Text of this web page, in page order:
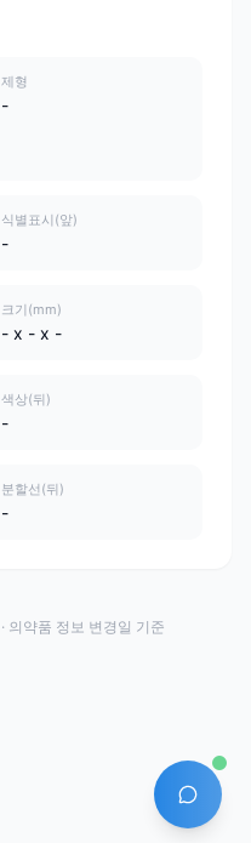
제형
-
식별표시(앞)
-
크기(mm)
- x - x -
색상(뒤)
-
분할선(뒤)
-
AI 에이
· 의약품 정보 변경일 기준